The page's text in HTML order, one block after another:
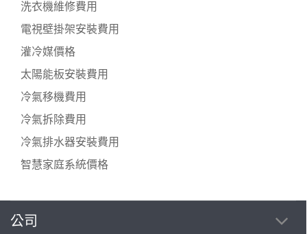
洗衣機維修費用
電視壁掛架安裝費用
灌冷媒價格
太陽能板安裝費用
冷氣移機費用
冷氣拆除費用
冷氣排水器安裝費用
智慧家庭系統價格
公司